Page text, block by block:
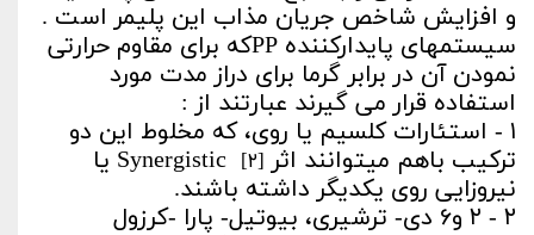
و افزایش شاخص جریان مذاب این پلیمر است .
سیستم­های پایدارکننده PPکه برای مقاوم حرارتی
نمودن آن در برابر گرما برای دراز مدت مورد
استفاده قرار می­ گیرند عبارتند از :
۱ - استئارات کلسیم یا روی، که مخلوط این دو
ترکیب باهم می­توانند اثر [۲]
Synergistic یا
نیروزایی روی یکدیگر داشته باشند.
۲ - ۲ و۶ دی- ­ترشیری، بیوتیل- پارا -کرزول